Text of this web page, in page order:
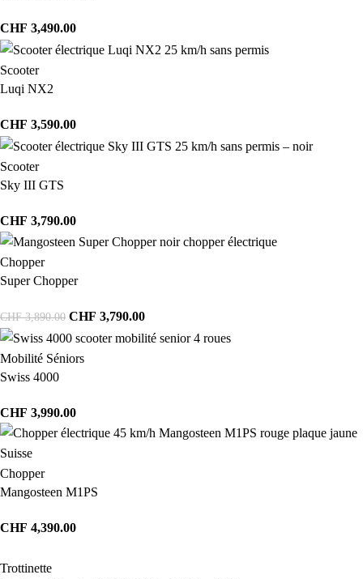
CHF 3,490.00
Scooter
Luqi NX2
CHF 3,590.00
Scooter
Sky III GTS
CHF 3,790.00
Chopper
Super Chopper
CHF3,890.00 CHF 3,790.00
Mobilité Séniors
Swiss 4000
CHF 3,990.00
Chopper
Mangosteen M1PS
CHF 4,390.00
Trottinette